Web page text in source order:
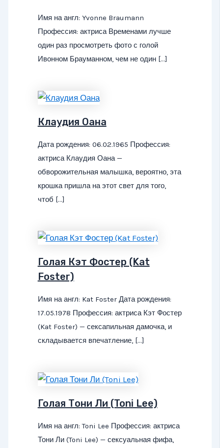
Имя на англ: Yvonne Braumann
Профессия: актриса Временами лучше
один раз просмотреть фото с голой
Ивонном Брауманном, чем не один […]
Клаудия Оана
Дата рождения: 06.02.1965 Профессия:
актриса Клаудия Оана —
обворожительная малышка, вероятно, эта
крошка пришла на этот свет для того,
чтоб […]
Голая Кэт Фостер (Kat
Foster)
Имя на англ: Kat Foster Дата рождения:
17.05.1978 Профессия: актриса Кэт Фостер
(Kat Foster) — сексапильная дамочка, и
складывается впечатление, […]
Голая Тони Ли (Toni Lee)
Имя на англ: Toni Lee Профессия: актриса
Тони Ли (Toni Lee) — сексуальная фифа,